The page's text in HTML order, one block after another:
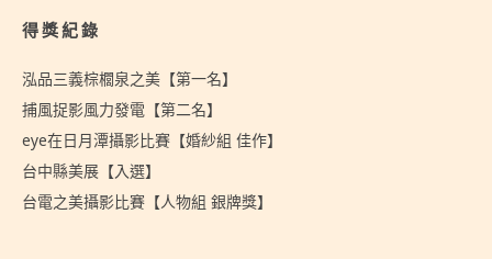
得獎紀錄
泓品三義棕櫚泉之美【第一名】
捕風捉影風力發電【第二名】
eye在日月潭攝影比賽【婚紗組 佳作】
台中縣美展【入選】
台電之美攝影比賽【人物組 銀牌獎】